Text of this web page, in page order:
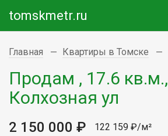
tomskmetr.ru
Главная Квартиры в Томске
Продам , 17.6 кв.м.,
Колхозная ул
2 150 000 ₽
122 159 ₽/м²